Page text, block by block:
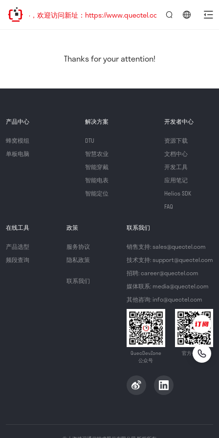
已迁移，欢迎访问新址：https://www.quectel.com.cn
Thanks for your attention!
产品中心
蜂窝模组
单板电脑
解决方案
DTU
智慧农业
智能穿戴
智能电表
智能定位
开发者中心
资源下载
文档中心
开发工具
应用笔记
Helios SDK
FAQ
在线工具
产品选型
频段查询
政策
服务协议
隐私政策
联系我们
联系我们
销售支持: sales@quectel.com
技术支持: support@quectel.com
招聘: career@quectel.com
媒体联系: media@quectel.com
其他咨询: info@quectel.com
QuecDevZone
公众号
官方公众号